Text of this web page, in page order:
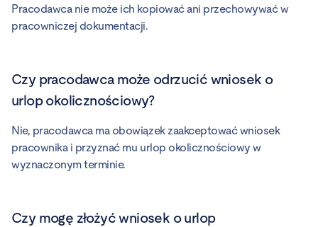
Pracodawca nie może ich kopiować ani przechowywać w
pracowniczej dokumentacji.
Czy pracodawca może odrzucić wniosek o
urlop okolicznościowy?
Nie, pracodawca ma obowiązek zaakceptować wniosek
pracownika i przyznać mu urlop okolicznościowy w
wyznaczonym terminie.
Czy mogę złożyć wniosek o urlop